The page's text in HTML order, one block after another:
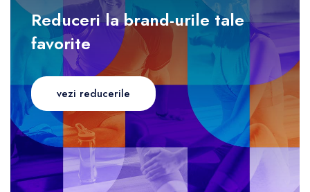
Reduceri la brand-urile tale
favorite
vezi reducerile